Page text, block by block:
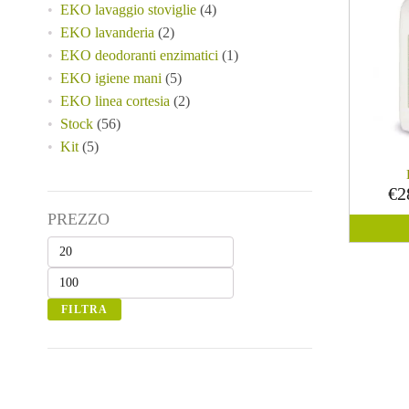
EKO lavaggio stoviglie (4)
EKO lavanderia (2)
EKO deodoranti enzimatici (1)
EKO igiene mani (5)
EKO linea cortesia (2)
Stock (56)
Kit (5)
PREZZO
Prezzo
Min
Prezzo
Max
FILTRA
€
prodotto